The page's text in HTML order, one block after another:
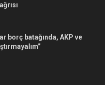
borç batağında, AKP ve